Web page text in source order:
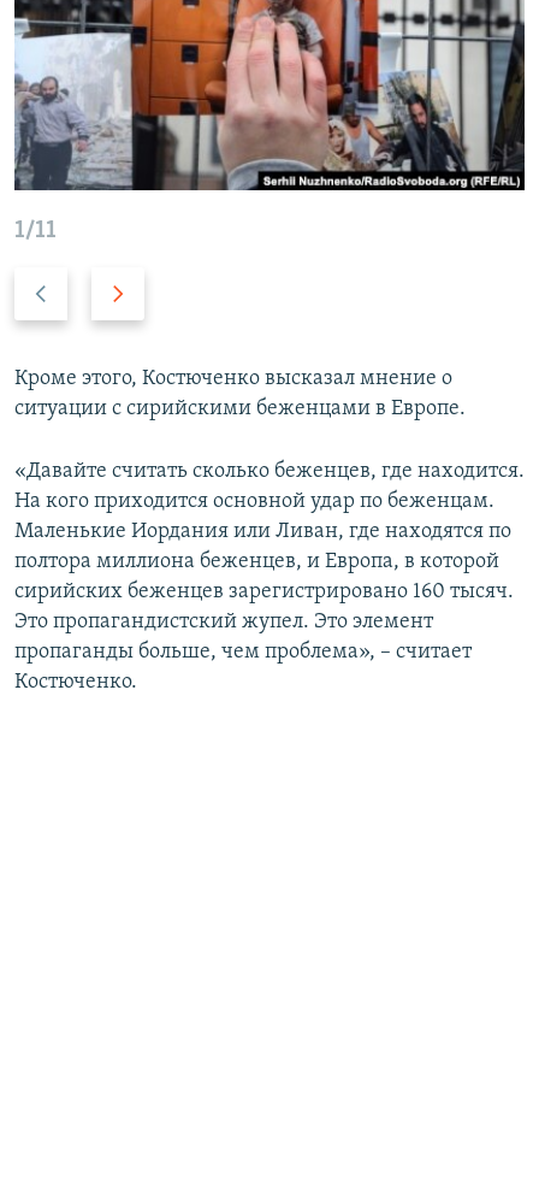
1/11
д
ы
у
щ
и
й
с
л
а
й
д
у
щ
и
й
с
л
а
й
д
Кроме этого, Костюченко высказал мнение о
ситуации с сирийскими беженцами в Европе.
«Давайте считать сколько беженцев, где находится.
На кого приходится основной удар по беженцам.
Маленькие Иордания или Ливан, где находятся по
полтора миллиона беженцев, и Европа, в которой
сирийских беженцев зарегистрировано 160 тысяч.
Это пропагандистский жупел. Это элемент
пропаганды больше, чем проблема», – считает
Костюченко.